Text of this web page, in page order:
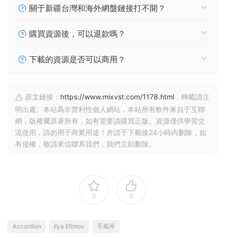
關于新疆台灣和海外網盤鏈接打不開？
購買資源後，可以退款嗎？
下載的資源是否可以商用？
原文鏈接： https://www.mixvst.com/1178.html ，轉載請注
明出處。本站爲非營利性個人網站，本站所有軟件來自于互聯
網，版權屬原著所有，如有需要請購買正版。資源僅供學習交
流使用，請勿用于商業用途！并請于下載後24小時内删除，如
有侵權，敬請來信聯系我們，我們立刻删除。
0 0
Accordion Ilya Efimov 手風琴